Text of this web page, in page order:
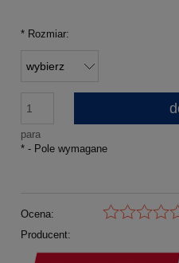
* Rozmiar:
para
* - Pole wymagane
Ocena:
Producent: